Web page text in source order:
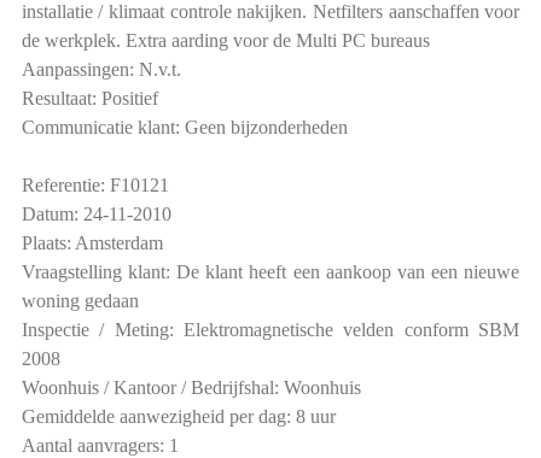
installatie / klimaat controle nakijken. Netfilters aanschaffen voor
de werkplek. Extra aarding voor de Multi PC bureaus
Aanpassingen: N.v.t.
Resultaat: Positief
Communicatie klant: Geen bijzonderheden
Referentie: F10121
Datum: 24-11-2010
Plaats: Amsterdam
Vraagstelling klant: De klant heeft een aankoop van een nieuwe
woning gedaan
Inspectie / Meting: Elektromagnetische velden conform SBM
2008
Woonhuis / Kantoor / Bedrijfshal: Woonhuis
Gemiddelde aanwezigheid per dag: 8 uur
Aantal aanvragers: 1